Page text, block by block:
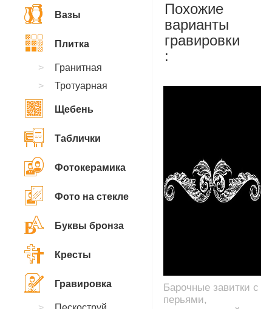
Похожие
варианты
гравировки
:
Барочные завитки с
перьями,
Вазы
Плитка
Гранитная
Тротуарная
Щебень
Таблички
Фотокерамика
Фото на стекле
Буквы бронза
Кресты
Гравировка